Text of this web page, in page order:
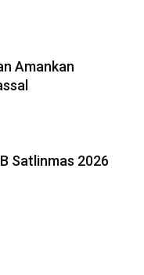
Amankan
Satlinmas 2026